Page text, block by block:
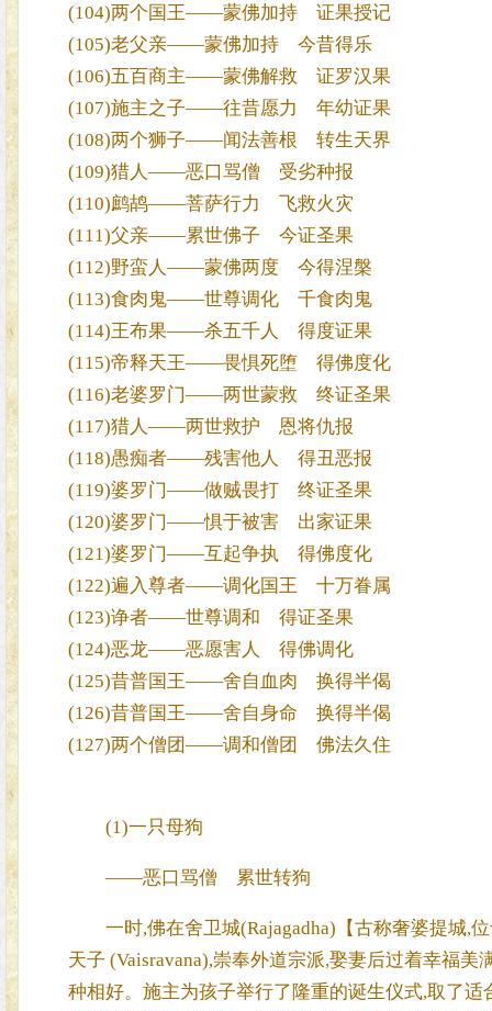
(104)两个国王——蒙佛加持 证果授记
(105)老父亲——蒙佛加持 今昔得乐
(106)五百商主——蒙佛解救 证罗汉果
(107)施主之子——往昔愿力 年幼证果
(108)两个狮子——闻法善根 转生天界
(109)猎人——恶口骂僧 受劣种报
(110)鹧鸪——菩萨行力 飞救火灾
(111)父亲——累世佛子 今证圣果
(112)野蛮人——蒙佛两度 今得涅槃
(113)食肉鬼——世尊调化 千食肉鬼
(114)王布果——杀五千人 得度证果
(115)帝释天王——畏惧死堕 得佛度化
(116)老婆罗门——两世蒙救 终证圣果
(117)猎人——两世救护 恩将仇报
(118)愚痴者——残害他人 得丑恶报
(119)婆罗门——做贼畏打 终证圣果
(120)婆罗门——惧于被害 出家证果
(121)婆罗门——互起争执 得佛度化
(122)遍入尊者——调化国王 十万眷属
(123)诤者——世尊调和 得证圣果
(124)恶龙——恶愿害人 得佛调化
(125)昔普国王——舍自血肉 换得半偈
(126)昔普国王——舍自身命 换得半偈
(127)两个僧团——调和僧团 佛法久住
(1)一只母狗
——恶口骂僧 累世转狗
一时,佛在舍卫城(Rajagadha)【古称奢婆提城,位
天子 (Vaisravana),崇奉外道宗派,娶妻后过着幸福
种相好。施主为孩子举行了隆重的诞生仪式,取了